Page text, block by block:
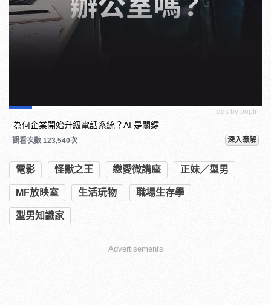
ads by popIn
為何企業開始升級電話系統？AI 是關鍵
觀看次數 123,540次 深入瞭解
電影 怪獸之王 戀愛微講座 正妹／型男
MF放映室 生活玩物 職場生存學
型男知識家
Advertisements